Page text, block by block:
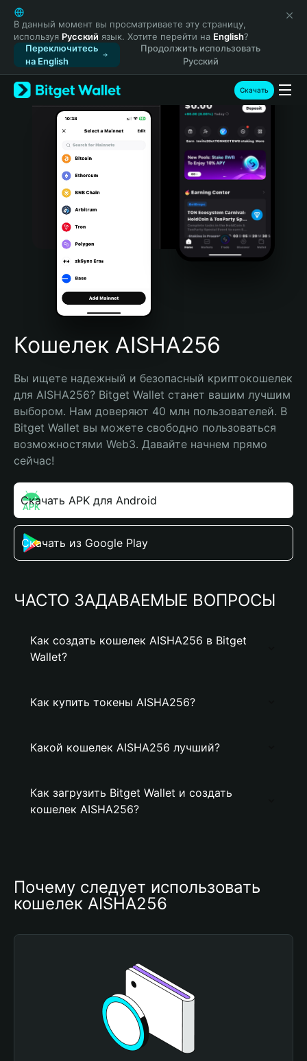
English
日本語
Tiếng Việt
Русский
Español (Latinoamérica)
Türkçe
Italiano
Português (Portugal)
Bahasa Indonesia
Português (Brasil)
Español (Argentina)
В данный момент вы просматриваете эту страницу,
используя Русский язык. Хотите перейти на English?
Переключитесь
на English
Продолжить использовать
Русский
Скачать
Кошелек AISHA256
Вы ищете надежный и безопасный криптокошелек
для AISHA256? Bitget Wallet станет вашим лучшим
выбором. Нам доверяют 40 млн пользователей. В
Bitget Wallet вы можете свободно пользоваться
возможностями Web3. Давайте начнем прямо
сейчас!
Скачать APK для Android
Скачать из Google Play
ЧАСТО ЗАДАВАЕМЫЕ ВОПРОСЫ
Как создать кошелек AISHA256 в Bitget
Wallet?
Как купить токены AISHA256?
Какой кошелек AISHA256 лучший?
Как загрузить Bitget Wallet и создать
кошелек AISHA256?
Почему следует использовать
кошелек AISHA256